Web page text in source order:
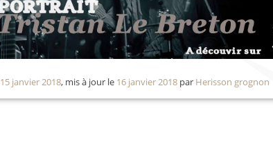
15 janvier 2018, mis à jour le 16 janvier 2018 par Herisson grognon